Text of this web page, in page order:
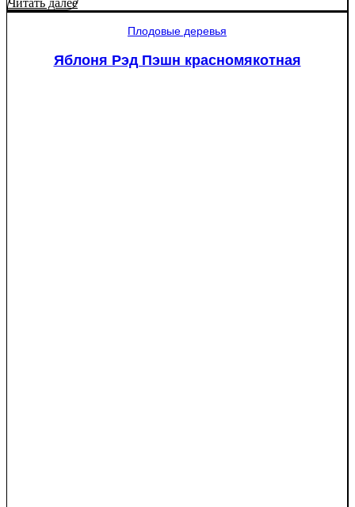
Туя
Плодовые деревья
Яблоня Рэд Пэшн красномякотная